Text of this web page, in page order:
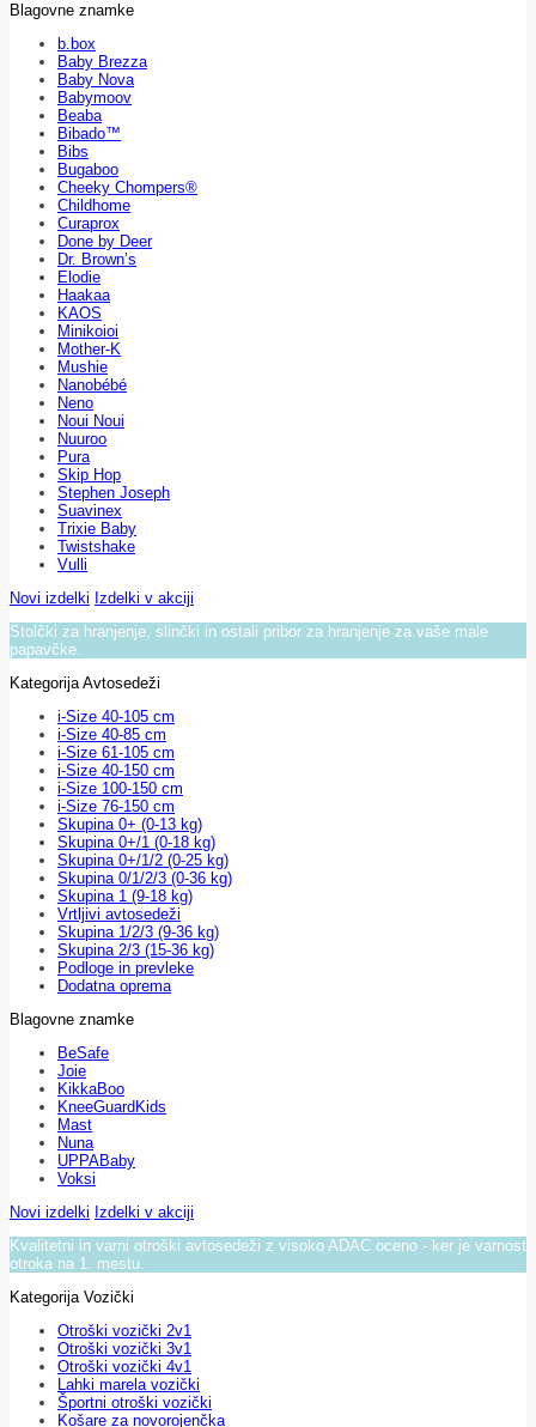
Blagovne znamke
b.box
Baby Brezza
Baby Nova
Babymoov
Beaba
Bibado™
Bibs
Bugaboo
Cheeky Chompers®
Childhome
Curaprox
Done by Deer
Dr. Brown’s
Elodie
Haakaa
KAOS
Minikoioi
Mother-K
Mushie
Nanobébé
Neno
Noui Noui
Nuuroo
Pura
Skip Hop
Stephen Joseph
Suavinex
Trixie Baby
Twistshake
Vulli
Novi izdelki Izdelki v akciji
Stolčki za hranjenje, slinčki in ostali pribor za hranjenje za vaše male
papavčke.
Kategorija Avtosedeži
i-Size 40-105 cm
i-Size 40-85 cm
i-Size 61-105 cm
i-Size 40-150 cm
i-Size 100-150 cm
i-Size 76-150 cm
Skupina 0+ (0-13 kg)
Skupina 0+/1 (0-18 kg)
Skupina 0+/1/2 (0-25 kg)
Skupina 0/1/2/3 (0-36 kg)
Skupina 1 (9-18 kg)
Vrtljivi avtosedeži
Skupina 1/2/3 (9-36 kg)
Skupina 2/3 (15-36 kg)
Podloge in prevleke
Dodatna oprema
Blagovne znamke
BeSafe
Joie
KikkaBoo
KneeGuardKids
Mast
Nuna
UPPABaby
Voksi
Novi izdelki Izdelki v akciji
Kvalitetni in varni otroški avtosedeži z visoko ADAC oceno - ker je varnost
otroka na 1. mestu.
Kategorija Vozički
Otroški vozički 2v1
Otroški vozički 3v1
Otroški vozički 4v1
Lahki marela vozički
Športni otroški vozički
Košare za novorojenčka